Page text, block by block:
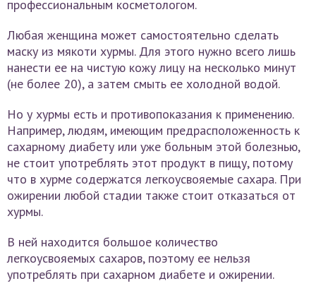
профессиональным косметологом.
Любая женщина может самостоятельно сделать
маску из мякоти хурмы. Для этого нужно всего лишь
нанести ее на чистую кожу лицу на несколько минут
(не более 20), а затем смыть ее холодной водой.
Но у хурмы есть и противопоказания к применению.
Например, людям, имеющим предрасположенность к
сахарному диабету или уже больным этой болезнью,
не стоит употреблять этот продукт в пищу, потому
что в хурме содержатся легкоусвояемые сахара. При
ожирении любой стадии также стоит отказаться от
хурмы.
В ней находится большое количество
легкоусвояемых сахаров, поэтому ее нельзя
употреблять при сахарном диабете и ожирении.